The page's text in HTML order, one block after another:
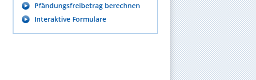
Pfändungsfreibetrag berechnen
Interaktive Formulare